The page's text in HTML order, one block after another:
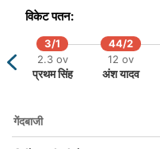
विकेट पतन:
3/1
2.3 ov
प्रथम सिंह
44/2
12 ov
अंश यादव
गेंदबाजी